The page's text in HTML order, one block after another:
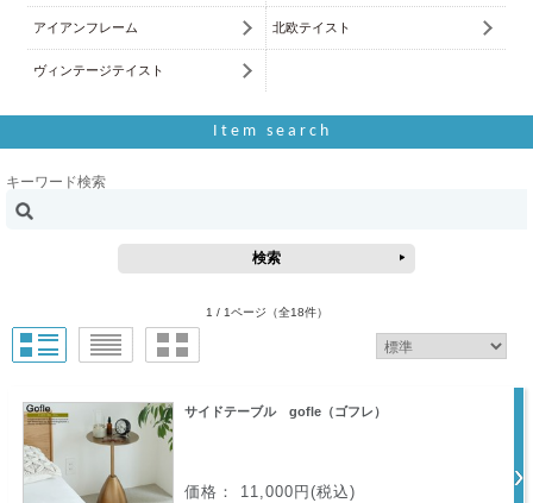
アイアンフレーム 北欧テイスト
ヴィンテージテイスト
Item search
キーワード検索
1 / 1ページ （全18件）
サイドテーブル gofle（ゴフレ）
価格： 11,000円(税込)